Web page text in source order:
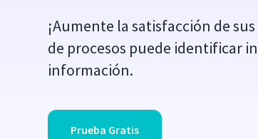
¡Aumente la satisfacción de
de procesos puede identificar
información.
Prueba Gratis